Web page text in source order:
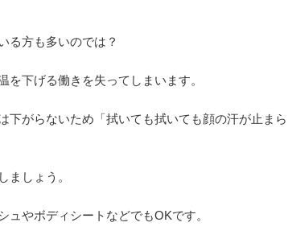
る方も多いのでは？
を下げる働きを失ってしまいます。
下がらないため「拭いても拭いても顔の汗が止まら
ましょう。
ュやボディシートなどでもOKです。